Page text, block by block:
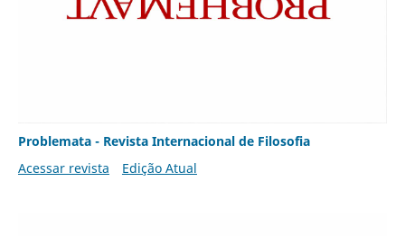
Problemata - Revista Internacional de Filosofia
Acessar revista
Edição Atual